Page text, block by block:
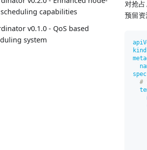
capabilities
v0.1.0 - QoS based
system
对抢
预留
kind
spec
#